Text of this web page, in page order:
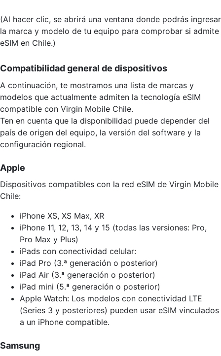
(Al hacer clic, se abrirá una ventana donde podrás ingresar
la marca y modelo de tu equipo para comprobar si admite
eSIM en Chile.)
Compatibilidad general de dispositivos
A continuación, te mostramos una lista de marcas y
modelos que actualmente admiten la tecnología eSIM
compatible con Virgin Mobile Chile.
Ten en cuenta que la disponibilidad puede depender del
país de origen del equipo, la versión del software y la
configuración regional.
Apple
Dispositivos compatibles con la red eSIM de Virgin Mobile
Chile:
iPhone XS, XS Max, XR
iPhone 11, 12, 13, 14 y 15 (todas las versiones: Pro,
Pro Max y Plus)
iPads con conectividad celular:
iPad Pro (3.ª generación o posterior)
iPad Air (3.ª generación o posterior)
iPad mini (5.ª generación o posterior)
Apple Watch: Los modelos con conectividad LTE
(Series 3 y posteriores) pueden usar eSIM vinculados
a un iPhone compatible.
Samsung